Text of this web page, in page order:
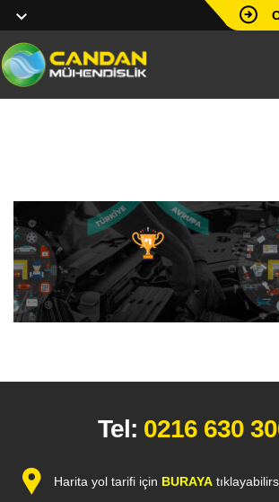
Tel: 0216 630
Harita yol tarifi için BURAYA